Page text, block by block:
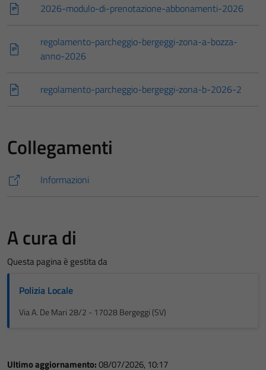
2026-modulo-di-prenotazione-abbonamenti-2026
regolamento-parcheggio-bergeggi-zona-a-bozza-
anno-2026
regolamento-parcheggio-bergeggi-zona-b-2026-2
Collegamenti
Informazioni
A cura di
Questa pagina è gestita da
Polizia Locale
Via A. De Mari 28/2 - 17028 Bergeggi (SV)
Ultimo aggiornamento:08/07/2026, 10:17